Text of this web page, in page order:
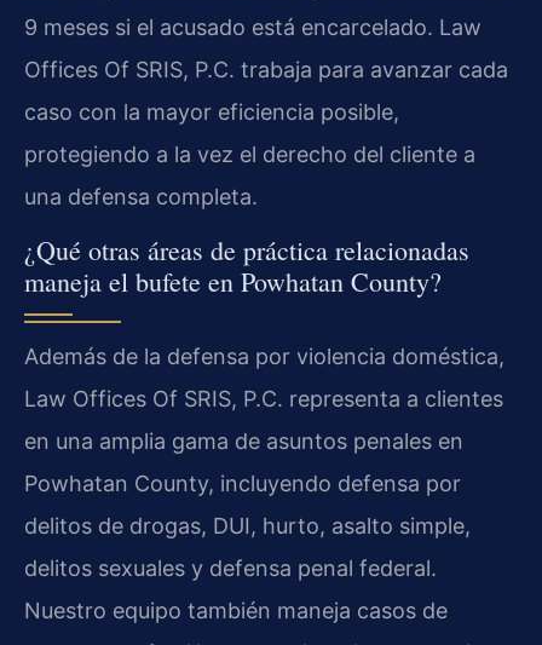
9 meses si el acusado está encarcelado. Law
Offices Of SRIS, P.C. trabaja para avanzar cada
caso con la mayor eficiencia posible,
protegiendo a la vez el derecho del cliente a
una defensa completa.
¿Qué otras áreas de práctica relacionadas
maneja el bufete en Powhatan County?
Además de la defensa por violencia doméstica,
Law Offices Of SRIS, P.C. representa a clientes
en una amplia gama de asuntos penales en
Powhatan County, incluyendo defensa por
delitos de drogas, DUI, hurto, asalto simple,
delitos sexuales y defensa penal federal.
Nuestro equipo también maneja casos de